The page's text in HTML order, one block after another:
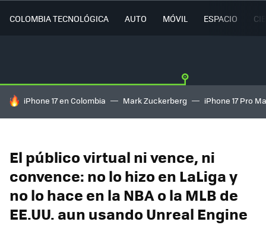
COLOMBIA TECNOLÓGICA AUTO MÓVIL ESPACIO
HOY SE HABLA DE
iPhone 17 en Colombia Mark Zuckerberg iPhone 17 Pro
El público virtual ni vence, ni
convence: no lo hizo en LaLiga y
no lo hace en la NBA o la MLB de
EE.UU. aun usando Unreal Engine